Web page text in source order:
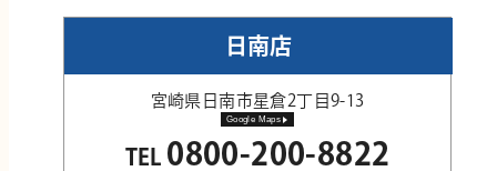
日南店
宮崎県日南市星倉2丁目9-13
Google Maps
TEL 0800-200-8822